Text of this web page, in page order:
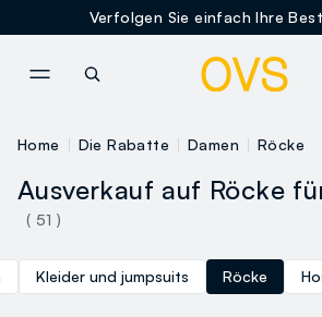
Verfolgen Sie einfach Ihre
Home Die Rabatte Damen Röcke
Ausverkauf auf Röcke
( 51 )
Kleider und jumpsuits Röcke